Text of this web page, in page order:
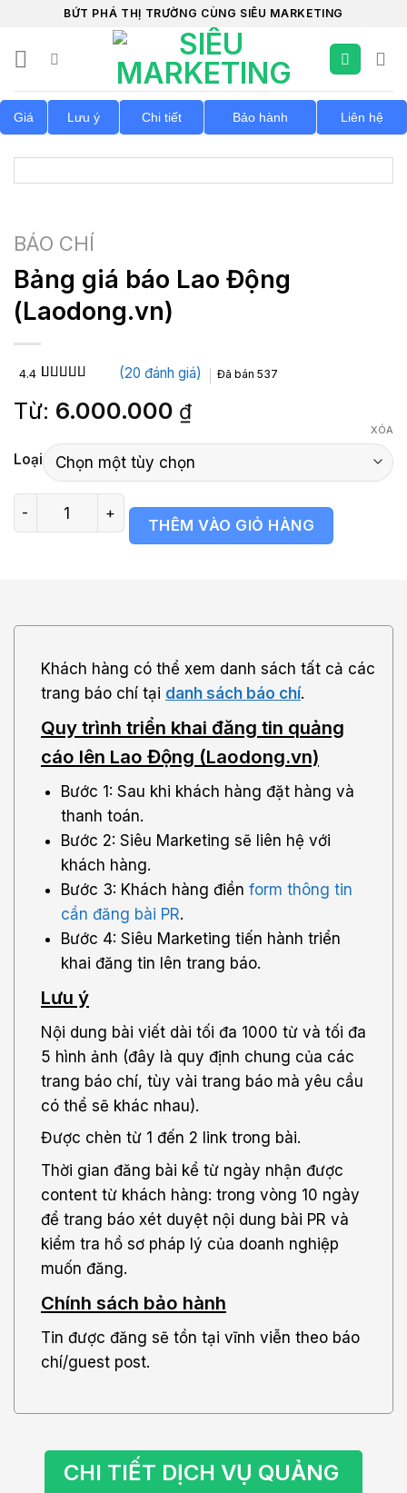
BỨT PHÁ THỊ TRƯỜNG CÙNG SIÊU MARKETING
Giá Lưu ý Chi tiết Bảo hành Liên hệ
BÁO CHÍ
Bảng giá báo Lao Động
(Laodong.vn)
4.4
dựa trên
đánh giá
(20 đánh giá) Đã bán 537
Từ: 6.000.000 ₫
Loại
XÓA
Bảng giá báo Lao Động (Laodong.vn) số lượng
THÊM VÀO GIỎ HÀNG
Khách hàng có thể xem danh sách tất cả các
trang báo chí tại danh sách báo chí.
Quy trình triển khai đăng tin quảng
cáo lên Lao Động (Laodong.vn)
Bước 1: Sau khi khách hàng đặt hàng và
thanh toán.
Bước 2: Siêu Marketing sẽ liên hệ với
khách hàng.
Bước 3: Khách hàng điềnform thông tin
cần đăng bài PR.
Bước 4: Siêu Marketing tiến hành triển
khai đăng tin lên trang báo.
Lưu ý
Nội dung bài viết dài tối đa 1000 từ và tối đa
5 hình ảnh (đây là quy định chung của các
trang báo chí, tùy vài trang báo mà yêu cầu
có thể sẽ khác nhau).
Được chèn từ 1 đến 2 link trong bài.
Thời gian đăng bài kể từ ngày nhận được
content từ khách hàng: trong vòng 10 ngày
để trang báo xét duyệt nội dung bài PR và
kiểm tra hồ sơ pháp lý của doanh nghiệp
muốn đăng.
Chính sách bảo hành
Tin được đăng sẽ tồn tại vĩnh viễn theo báo
chí/guest post.
CHI TIẾT DỊCH VỤ QUẢNG